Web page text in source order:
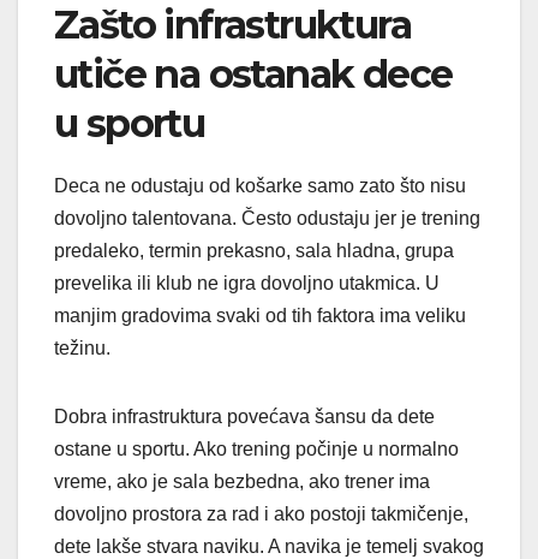
Zašto infrastruktura
utiče na ostanak dece
u sportu
Deca ne odustaju od košarke samo zato što nisu
dovoljno talentovana. Često odustaju jer je trening
predaleko, termin prekasno, sala hladna, grupa
prevelika ili klub ne igra dovoljno utakmica. U
manjim gradovima svaki od tih faktora ima veliku
težinu.
Dobra infrastruktura povećava šansu da dete
ostane u sportu. Ako trening počinje u normalno
vreme, ako je sala bezbedna, ako trener ima
dovoljno prostora za rad i ako postoji takmičenje,
dete lakše stvara naviku. A navika je temelj svakog